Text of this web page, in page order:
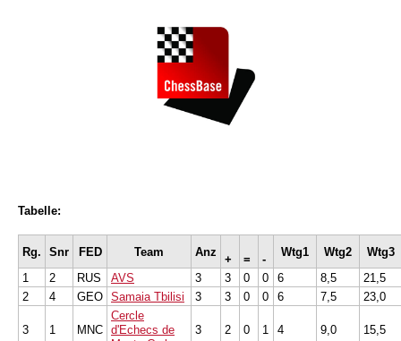
Tabelle:
Rg. Snr FED Team Anz
+ = -
Wtg1 Wtg2
Wtg3
1
2 RUS AVS 3 3 0 0 6 8,5
21,5
2
4 GEO Samaia Tbilisi 3 3 0 0 6 7,5 23,0
3 1 MNC
Cercle
d'Echecs de
3 2 0 1 4 9,0 15,5